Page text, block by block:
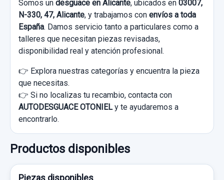
Somos un desguace en Alicante, ubicados en 03007,
N-330, 47, Alicante, y trabajamos con envíos a toda
España. Damos servicio tanto a particulares como a
talleres que necesitan piezas revisadas,
disponibilidad real y atención profesional.
👉 Explora nuestras categorías y encuentra la pieza
que necesitas.
👉 Si no localizas tu recambio, contacta con
AUTODESGUACE OTONIELy te ayudaremos a
encontrarlo.
Productos disponibles
Piezas disponibles